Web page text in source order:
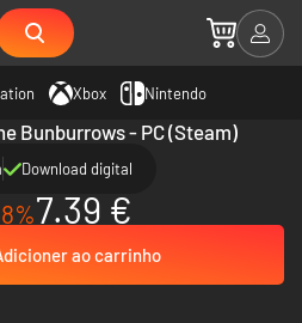
Xbox Nintendo
Bunburrows - PC (Steam)
Download digital
7.39 €
ao carrinho